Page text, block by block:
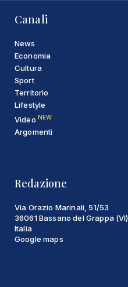
Canali
News
Economia
Cultura
Sport
Territorio
Lifestyle
Video NEW
Argomenti
Redazione
Via Orazio Marinali, 51/53
36061 Bassano del Grappa (VI)
Italia
Google maps